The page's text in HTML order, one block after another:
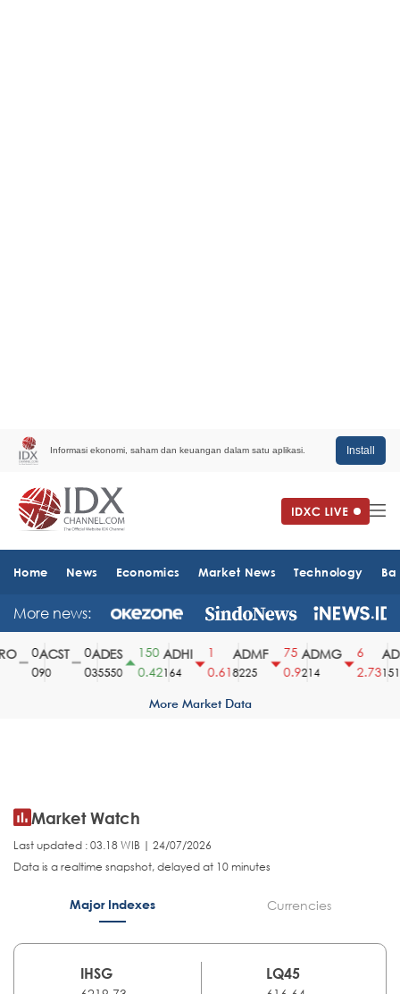
Informasi ekonomi, saham dan keuangan dalam satu aplikasi. Install
Home News Economics Market News Technology
More news:
ACST
90
ADES
35550
150
0.42
ADHI
164
0.61
ADMF
8225
75
0.9
ADMG
214
2.731510
More Market Data
Market Watch
Last updated : 03.18 WIB | 24/07/2026
Data is a realtime snapshot, delayed at 10 minutes
Major Indexes Currencies
IHSG
LQ45